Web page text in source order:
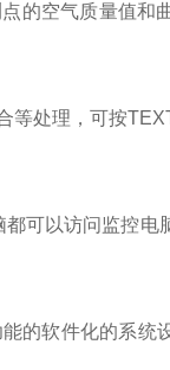
空气质量值和
处理，可按
可以访问监控电
的软件化的系统